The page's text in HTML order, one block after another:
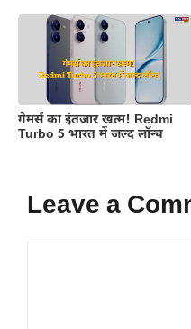
गेमर्स का इंतजार खत्म! Redmi
Turbo 5 भारत में जल्द लॉन्च
Leave a